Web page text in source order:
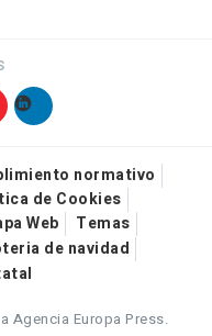
normativo
de Cookies
Web
Temas
de navidad
Agencia Europa Press.